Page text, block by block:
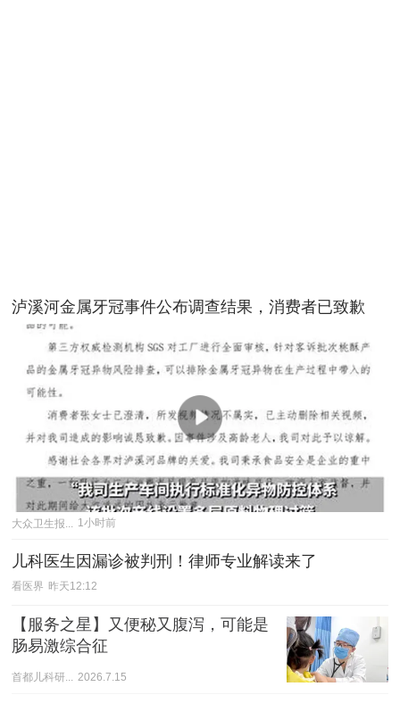
泸溪河金属牙冠事件公布调查结果，消费者已致歉
大众卫生报... 1小时前
儿科医生因漏诊被判刑！律师专业解读来了
看医界 昨天12:12
【服务之星】又便秘又腹泻，可能是
肠易激综合征
首都儿科研... 2026.7.15